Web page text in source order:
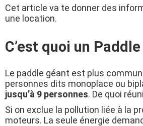
Cet article va te donner des
une location.
C’est quoi un
Le paddle géant est plus
personnes dits monoplace ou
jusqu’à 9 personnes. De quoi
Si on exclue la pollution liée à la
moteurs. La seule énergie